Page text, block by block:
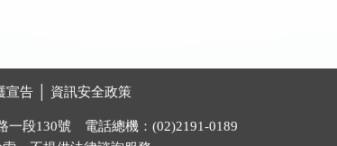
宣告 資訊安全政策
一段130號 電話總機：(02)2191-0189